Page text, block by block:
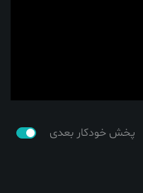
پخش خودکار بعدی